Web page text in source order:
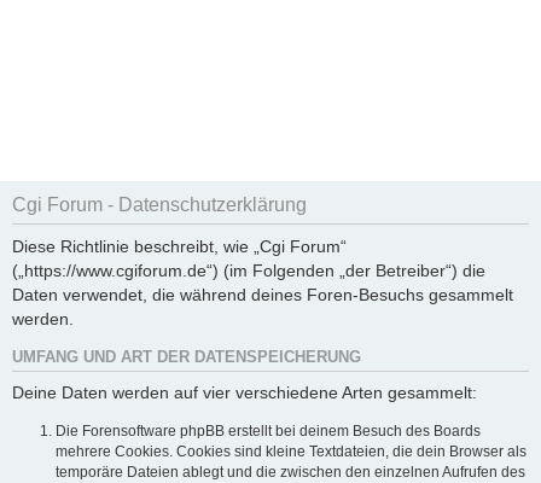
Cgi Forum - Datenschutzerklärung
Diese Richtlinie beschreibt, wie „Cgi Forum“
(„https://www.cgiforum.de“) (im Folgenden „der Betreiber“) die
Daten verwendet, die während deines Foren-Besuchs gesammelt
werden.
UMFANG UND ART DER DATENSPEICHERUNG
Deine Daten werden auf vier verschiedene Arten gesammelt:
Die Forensoftware phpBB erstellt bei deinem Besuch des Boards
mehrere Cookies. Cookies sind kleine Textdateien, die dein Browser als
temporäre Dateien ablegt und die zwischen den einzelnen Aufrufen des